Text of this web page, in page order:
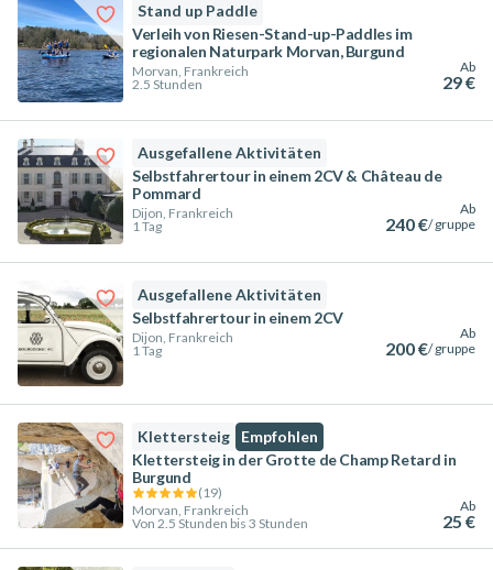
Stand up Paddle
Verleih von Riesen-Stand-up-Paddles im
regionalen Naturpark Morvan, Burgund
Morvan, Frankreich
2.5 Stunden
Ab
29 €
Ausgefallene Aktivitäten
Selbstfahrertour in einem 2CV & Château de
Pommard
Dijon, Frankreich
1 Tag
Ab
240 €/ gruppe
Ausgefallene Aktivitäten
Selbstfahrertour in einem 2CV
Dijon, Frankreich
1 Tag
Ab
200 €/ gruppe
Klettersteig
Empfohlen
Klettersteig in der Grotte de Champ Retard in
Burgund
(19)
Morvan, Frankreich
Von 2.5 Stunden bis 3 Stunden
Ab
25 €